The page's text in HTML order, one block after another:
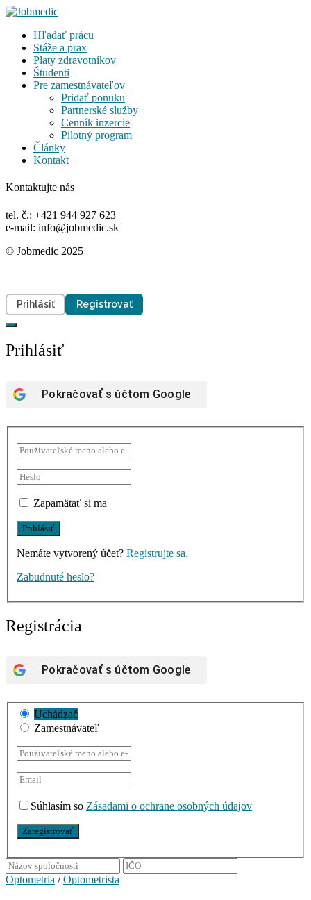
Hľadať prácu
Stáže a prax
Platy zdravotníkov
Študenti
Pre zamestnávateľov
Pridať ponuku
Partnerské služby
Cenník inzercie
Pilotný program
Články
Kontakt
Kontaktujte nás
tel. č.: +421 944 927 623
e-mail: info@jobmedic.sk
© Jobmedic 2025
Prihlásiť Registrovať
Prihlásiť
Pokračovať s účtom Google
Zapamätať si ma
Nemáte vytvorený účet? Registrujte sa.
Zabudnuté heslo?
Registrácia
Pokračovať s účtom Google
Uchádzač
Zamestnávateľ
Súhlasím so Zásadami o ochrane osobných údajov
Optometria /Optometrista